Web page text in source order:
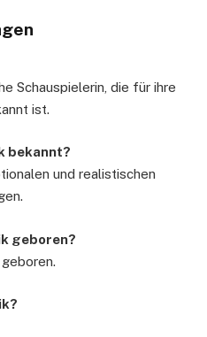
Schauspielerin, die für ihre
ist.
bekannt?
und realistischen
geboren?